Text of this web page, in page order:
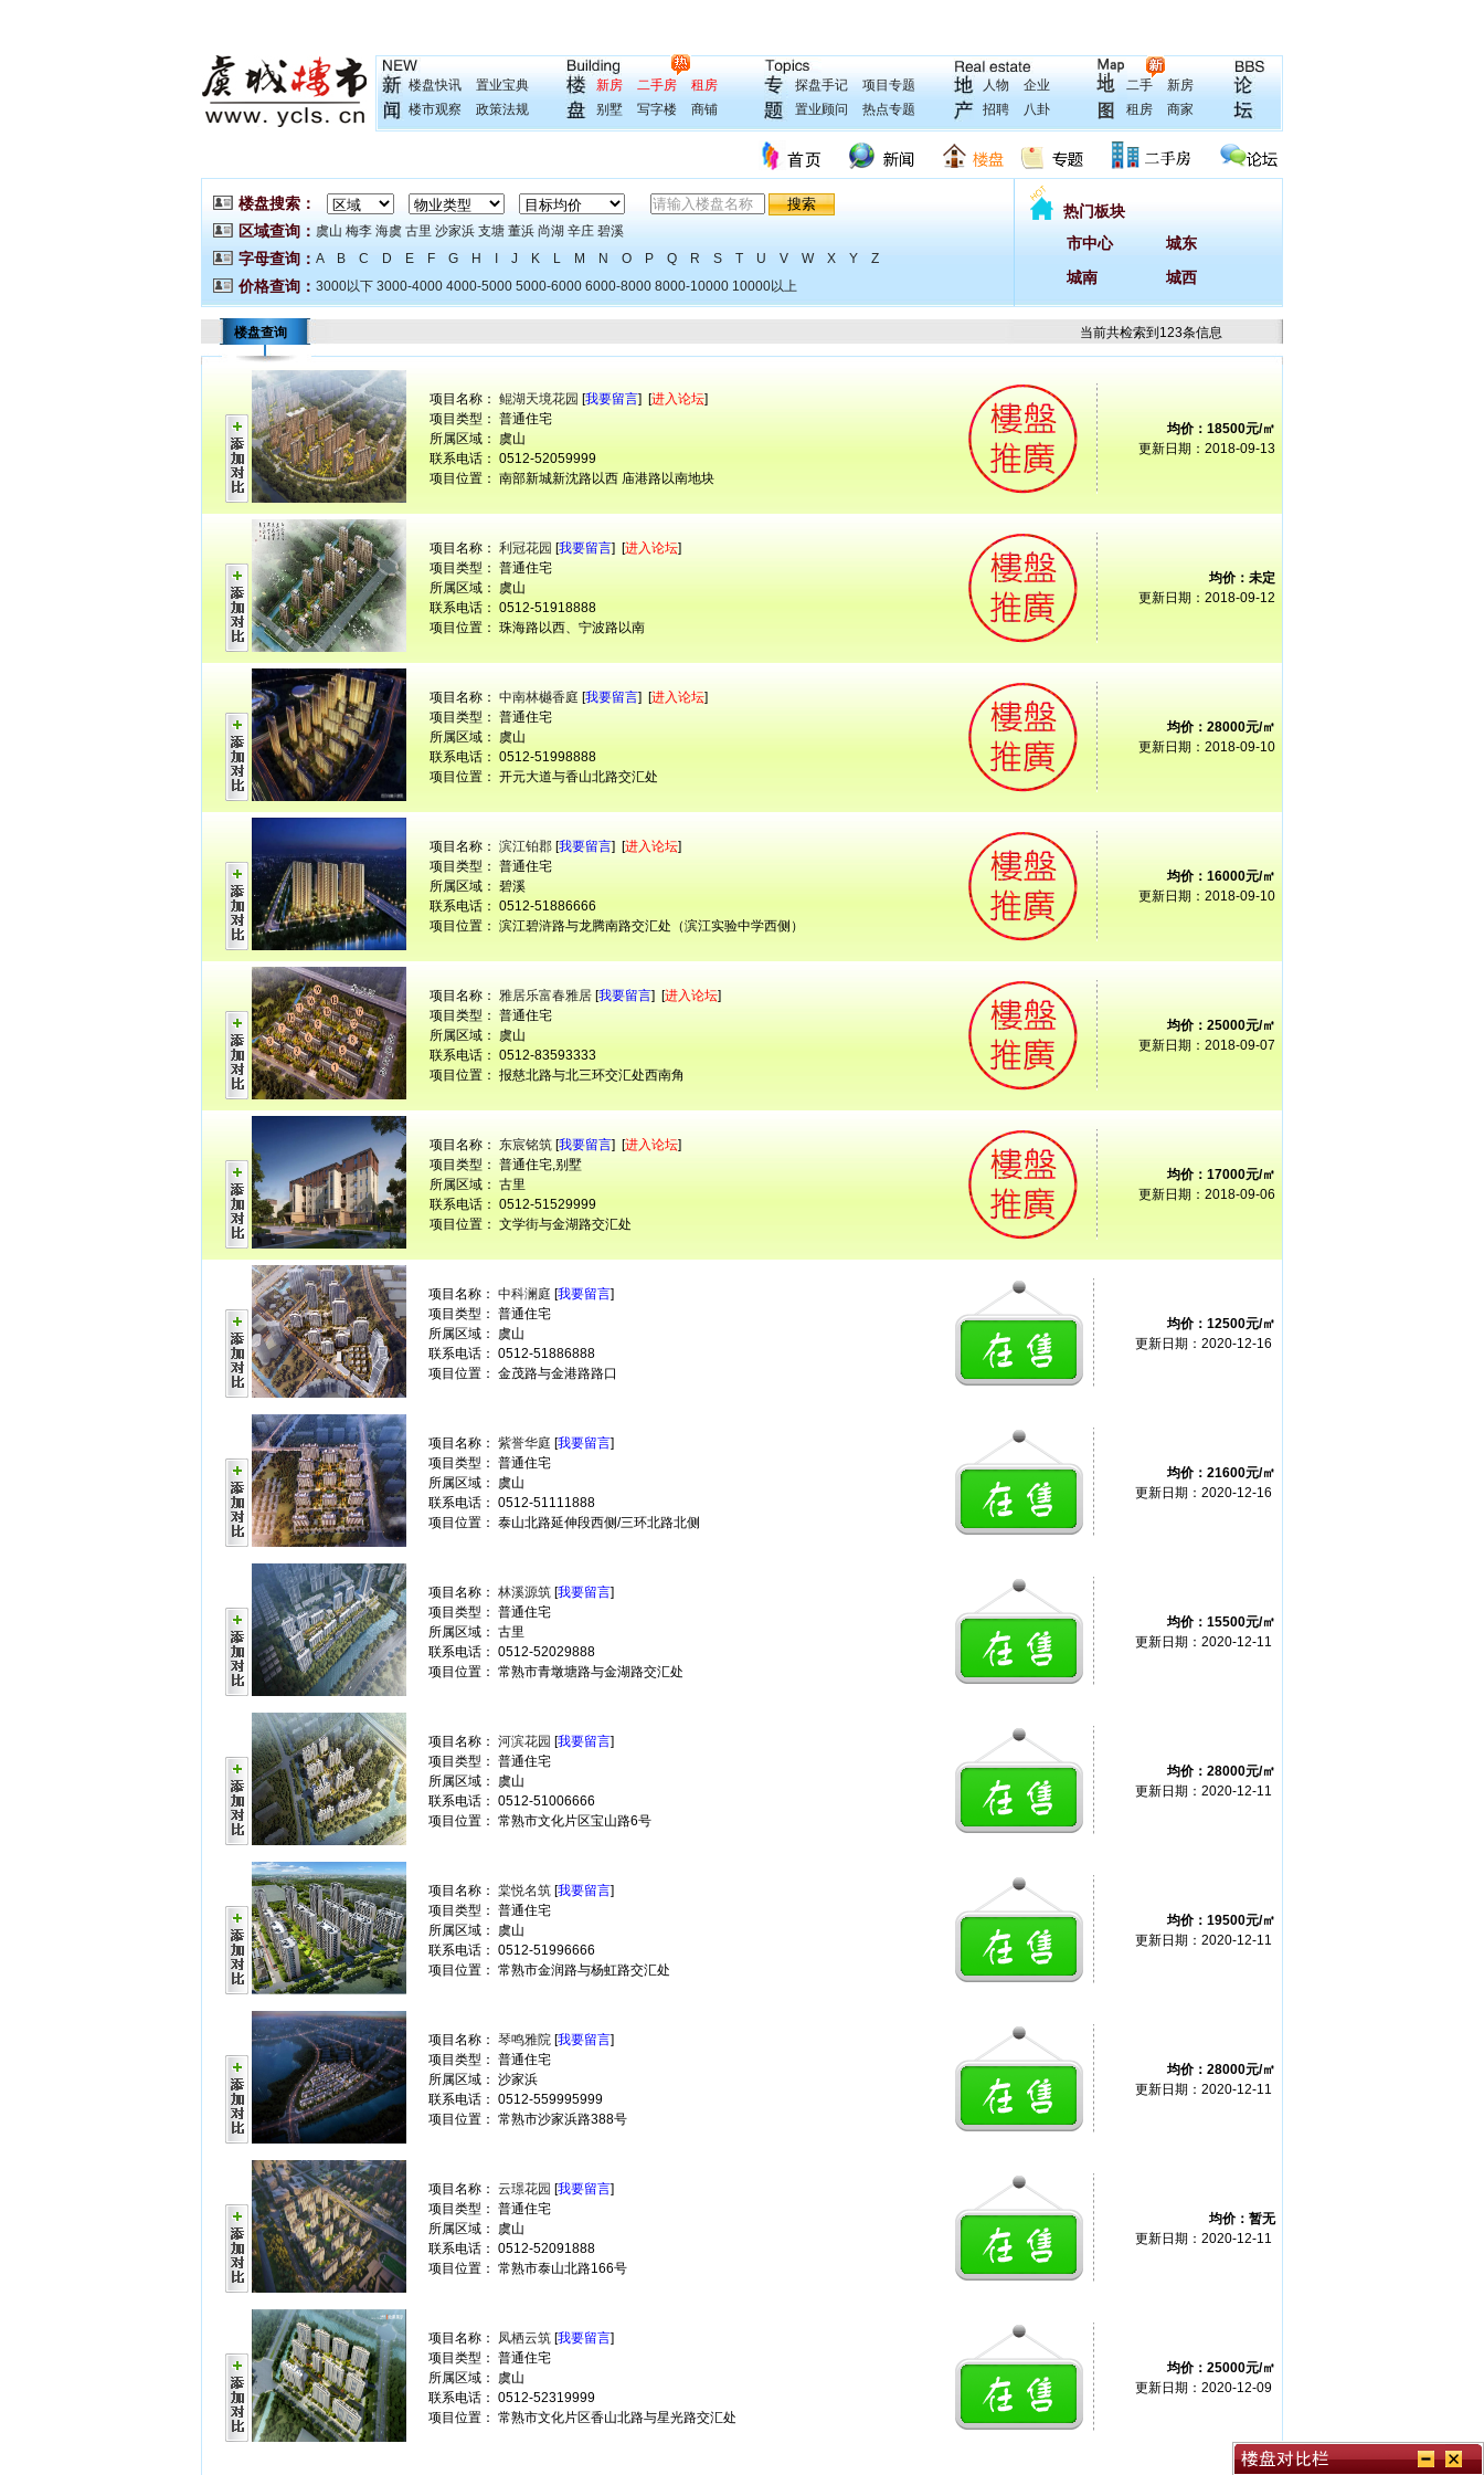
楼盘快讯
置业宝典
楼市观察
政策法规
新房 二手房
租房
别墅
写字楼 商铺
探盘手记
项目专题
置业顾问
热点专题
人物
企业
招聘
八卦
二手
新房
租房
商家
楼盘搜索：
区域查询： 虞山 梅李 海虞 古里 沙家浜 支塘 董浜 尚湖 辛庄 碧溪
字母查询： A B C D E F G H J K L M N O P Q R S T U V W X Y Z
价格查询： 3000以下 3000-4000 4000-5000 5000-6000 6000-8000 8000-10000 10000以上
热门板块
市中心
城东
城南
城西
楼盘查询 当前共检索到 123条信息
项目名称： 鲲湖天境花园 [我要留言] [进入论坛]
项目类型： 普通住宅
所属区域： 虞山
联系电话： 0512-52059999
项目位置： 南部新城新沈路以西 庙港路以南地块
均价：18500元/㎡
更新日期：2018-09-13
项目名称： 利冠花园 [我要留言] [进入论坛]
项目类型： 普通住宅
所属区域： 虞山
联系电话： 0512-51918888
项目位置： 珠海路以西、宁波路以南
均价：未定
更新日期：2018-09-12
项目名称： 中南林樾香庭 [我要留言] [进入论坛]
项目类型： 普通住宅
所属区域： 虞山
联系电话： 0512-51998888
项目位置： 开元大道与香山北路交汇处
均价：28000元/㎡
更新日期：2018-09-10
项目名称： 滨江铂郡 [我要留言] [进入论坛]
项目类型： 普通住宅
所属区域： 碧溪
联系电话： 0512-51886666
项目位置： 滨江碧浒路与龙腾南路交汇处（滨江实验中学西侧）
均价：16000元/㎡
更新日期：2018-09-10
项目名称： 雅居乐富春雅居 [我要留言] [进入论坛]
项目类型： 普通住宅
所属区域： 虞山
联系电话： 0512-83593333
项目位置： 报慈北路与北三环交汇处西南角
均价：25000元/㎡
更新日期：2018-09-07
项目名称： 东宸铭筑 [我要留言] [进入论坛]
项目类型： 普通住宅,别墅
所属区域： 古里
联系电话： 0512-51529999
项目位置： 文学街与金湖路交汇处
均价：17000元/㎡
更新日期：2018-09-06
项目名称： 中科澜庭 [我要留言]
项目类型： 普通住宅
所属区域： 虞山
联系电话： 0512-51886888
项目位置： 金茂路与金港路路口
均价：12500元/㎡
更新日期：2020-12-16
项目名称： 紫誉华庭 [我要留言]
项目类型： 普通住宅
所属区域： 虞山
联系电话： 0512-51111888
项目位置： 泰山北路延伸段西侧/三环北路北侧
均价：21600元/㎡
更新日期：2020-12-16
项目名称： 林溪源筑 [我要留言]
项目类型： 普通住宅
所属区域： 古里
联系电话： 0512-52029888
项目位置： 常熟市青墩塘路与金湖路交汇处
均价：15500元/㎡
更新日期：2020-12-11
项目名称： 河滨花园 [我要留言]
项目类型： 普通住宅
所属区域： 虞山
联系电话： 0512-51006666
项目位置： 常熟市文化片区宝山路6号
均价：28000元/㎡
更新日期：2020-12-11
项目名称： 棠悦名筑 [我要留言]
项目类型： 普通住宅
所属区域： 虞山
联系电话： 0512-51996666
项目位置： 常熟市金润路与杨虹路交汇处
均价：19500元/㎡
更新日期：2020-12-11
项目名称： 琴鸣雅院 [我要留言]
项目类型： 普通住宅
所属区域： 沙家浜
联系电话： 0512-559995999
项目位置： 常熟市沙家浜路388号
均价：28000元/㎡
更新日期：2020-12-11
项目名称： 云璟花园 [我要留言]
项目类型： 普通住宅
所属区域： 虞山
联系电话： 0512-52091888
项目位置： 常熟市泰山北路166号
均价：暂无
更新日期：2020-12-11
项目名称： 凤栖云筑 [我要留言]
项目类型： 普通住宅
所属区域： 虞山
联系电话： 0512-52319999
项目位置： 常熟市文化片区香山北路与星光路交汇处
均价：25000元/㎡
更新日期：2020-12-09